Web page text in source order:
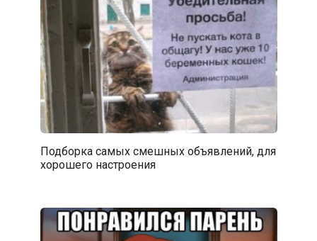
Подборка самых смешных объявлений, для
хорошего настроения